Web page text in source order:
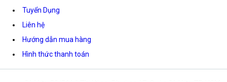
Tuyển Dụng
Liên hệ
Hướng dẫn mua hàng
Hình thức thanh toán